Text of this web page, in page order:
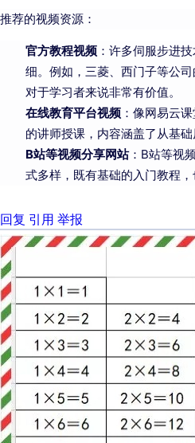
推荐的视频资源：
官方教程视频 ：许多伺服步进
细。例如，三菱、西门子等公
对于学习者来说非常有价值。
在线教育平台视频 ：像网易云
的讲师授课，内容涵盖了从基
B站等视频分享网站：B站等视
式多样，既有基础的入门教程
回复 引用 举报